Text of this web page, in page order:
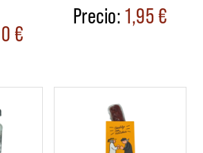
€
1,95€